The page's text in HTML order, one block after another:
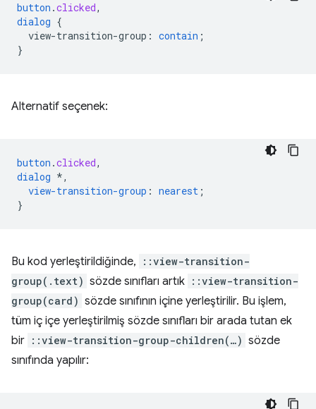
button .clicked,
dialog {
view-transition-group : contain ;
}
Alternatif seçenek:
button .clicked,
dialog *,
view-transition-group : nearest ;
}
Bu kod yerleştirildiğinde,
::view-transition-
group(.text) sözde sınıfları artık ::view-transition-
group(card) sözde sınıfının içine yerleştirilir. Bu işlem,
tüm iç içe yerleştirilmiş sözde sınıfları bir arada tutan ek
bir ::view-transition-group-children(…) sözde
sınıfında yapılır: